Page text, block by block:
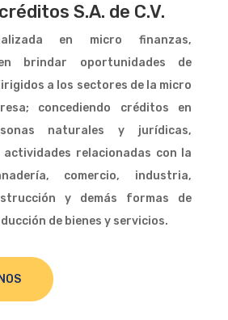
S.A. de C.V.
en micro finanzas,
brindar oportunidades de
a los sectores de la micro
concediendo créditos en
naturales y jurídicas,
relacionadas con la
comercio, industria,
y demás formas de
de bienes y servicios.